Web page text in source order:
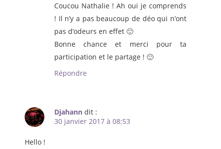
Coucou Nathalie ! Ah oui je comprends
! Il n’y a pas beaucoup de déo qui n’ont
pas d’odeurs en effet 🙂
Bonne chance et merci pour ta
participation et le partage ! 🙂
Répondre
Djahann dit :
30 janvier 2017 à 08:53
Hello !